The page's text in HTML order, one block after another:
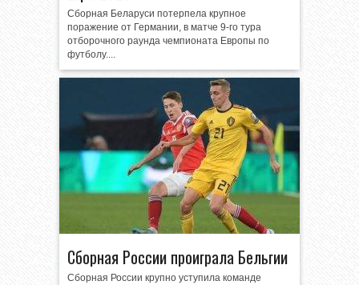
Сборная Беларуси потерпела крупное
поражение от Германии, в матче 9-го тура
отборочного раунда чемпионата Европы по
футболу....
Сборная России проиграла Бельгии
Сборная России крупно уступила команде